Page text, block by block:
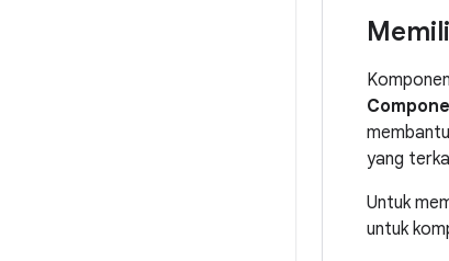
yang
Untuk
untuk